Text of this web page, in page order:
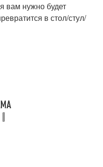
вам нужно будет
в стол/стул/